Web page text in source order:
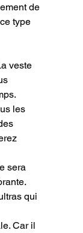
de
type
veste
les
sera
qui
Car il